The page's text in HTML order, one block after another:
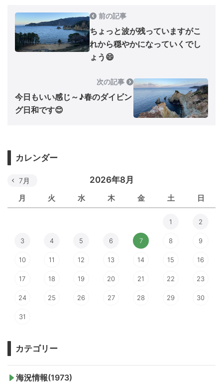
前の記事
ちょっと波が残っていますがこ
れから穏やかになっていくでし
ょう😄
次の記事
今日もいい感じ～♪春のダイビン
グ日和です😊
カレンダー
2026年8月
月 火 水 木 金 土 日
7月
1 2
3 4 5 6 7 8 9
10 11 12 13 14 15 16
17 18 19 20 21 22 23
24 25 26 27 28 29 30
31
カテゴリー
海況情報(1973)